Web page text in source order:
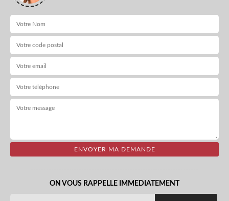
ON VOUS RAPPELLE IMMEDIATEMENT